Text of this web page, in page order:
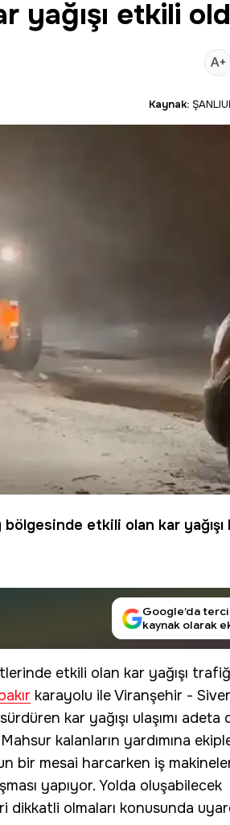
yağışı etkili
Kaynak:
etkili olan kar yağışı
Google’da
kaynak olarak
etkili olan kar yağışı
karayolu ile Viranşehir -
kar yağışı ulaşımı adeta
kalanların yardımına
bir mesai harcarken iş
yapıyor. Yolda oluşabilecek
olmaları konusunda